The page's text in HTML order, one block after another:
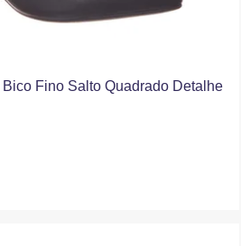
Bico Fino Salto Quadrado Detalhe